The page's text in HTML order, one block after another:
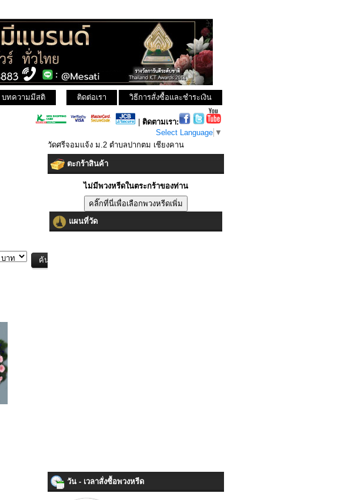
บทความมีสติ วิธีการสั่งซื้อและชำระเงิน
ติดต่อเรา
ติดตามเรา:
Select Language ▼
วัดศรีจอมแจ้ง ม.2 ตำบลปากตม เชียงคาน
ตะกร้าสินค้า
ไม่มีพวงหรีดในตระกร้าของท่าน
แผนที่วัด
วัน - เวลาสั่งซื้อพวงหรีด